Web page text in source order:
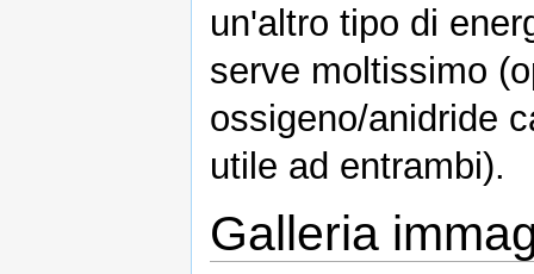
un'altro tipo di
serve moltissimo
ossigeno/anidride
utile ad entrambi).
Galleria